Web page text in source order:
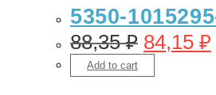
5350-
88,35₽ 84,15 ₽
Add to cart